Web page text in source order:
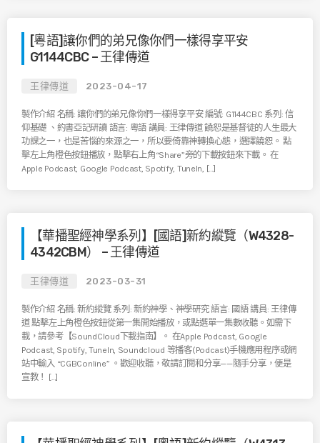
[粵語]讓你們的弟兄像你們一樣得享平安
G1144CBC – 王律傳道
王律傳道 2023-04-17
製作介紹 名稱: 讓你們的弟兄像你們一樣得享平安 編號: G1144CBC 系列: 信
仰基礎 、約書亞記研讀 語言: 粵語 講員: 王律傳道 饒恕是基督徒的人生最大
功課之一，也是苦惱的來源之一，所以要倚靠神轉換心態，選擇饒恕。 點
擊左上角橙色按鈕播放，點擊右上角“Share”旁的下載按鈕來下載。 在
Apple Podcast, Google Podcast, Spotify, TuneIn, […]
【華播聖經神學系列】[國語]新約縱覽（W4328-
4342CBM） – 王律傳道
王律傳道 2023-03-31
製作介紹 名稱: 新約縱覽 系列: 新約神學、神學研究 語言: 國語 講員: 王律傳
道 點擊左上角橙色按鈕從第一集開始播放，或點選單一集數收聽。如需下
載，請參考【SoundCloud下載指南】。 在Apple Podcast, Google
Podcast, Spotify, TuneIn, Soundcloud 等播客(Podcast)手機應用程序或網
站中輸入 “CGBConline” 。歡迎收聽，敬請訂閱和分享——隨手分享，便是
宣教！ […]